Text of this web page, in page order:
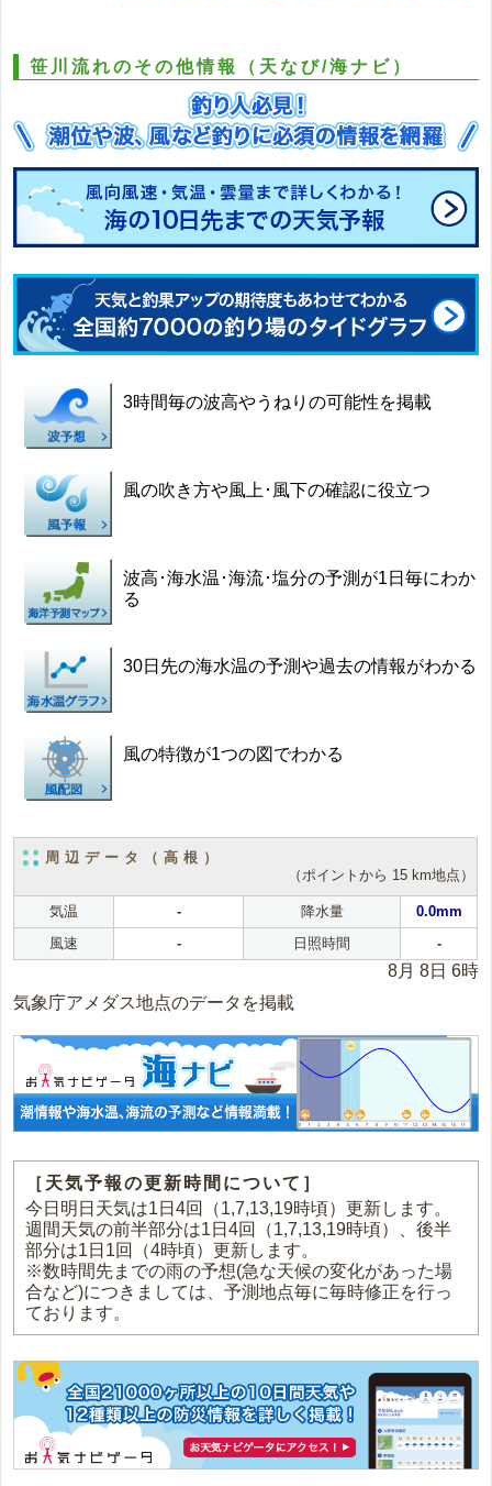
笹川流れのその他情報（天なび/海ナビ）
3時間毎の波高やうねりの可能性を掲載
風の吹き方や風上･風下の確認に役立つ
波高･海水温･海流･塩分の予測が1日毎にわか
る
30日先の海水温の予測や過去の情報がわかる
風の特徴が1つの図でわかる
周辺データ（高根）
（ポイントから 15 km地点）
気温 - 降水量
0.0mm
風速
- 日照時間 -
8月 8日 6時
気象庁アメダス地点のデータを掲載
［天気予報の更新時間について］
今日明日天気は1日4回（1,7,13,19時頃）更新します。
週間天気の前半部分は1日4回（1,7,13,19時頃）、後半
部分は1日1回（4時頃）更新します。
※数時間先までの雨の予想(急な天候の変化があった場
合など)につきましては、予測地点毎に毎時修正を行っ
ております。